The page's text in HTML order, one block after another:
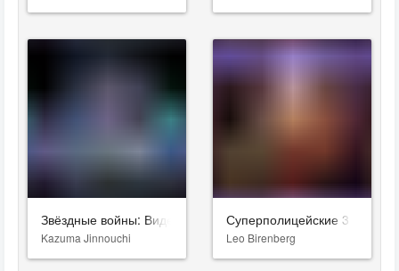
Звёздные войны: Видения. Девятый джедай
Kazuma Jinnouchi
Суперполицейские 3
Leo Birenberg